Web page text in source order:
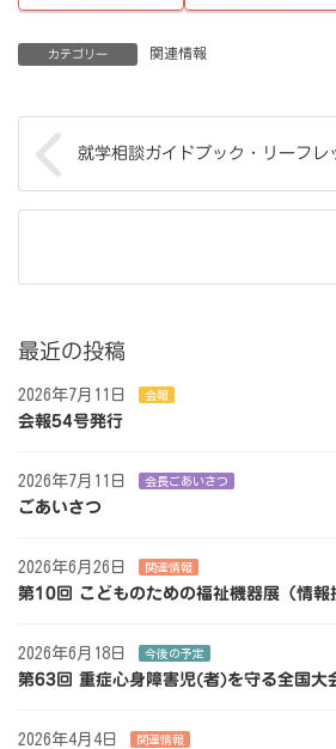
カテゴリー 関連情報
就学相談ガイドブック・リーフレ
最近の投稿
2026年7月11日 会報
会報54号発行
2026年7月11日 会長ごあいさつ
ごあいさつ
2026年6月26日 関連情報
第10回 こどものための福祉機器展（情報
2026年6月18日 今後の予定
第63回 重症心身障害児(者)を守る全国大
2026年4月4日 関連情報